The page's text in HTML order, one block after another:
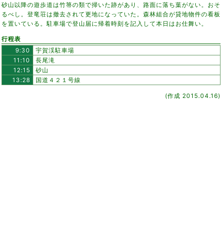
砂山以降の遊歩道は竹箒の類で掃いた跡があり、路面に落ち葉がない。おそ
るべし。登竜荘は撤去されて更地になっていた。森林組合が貸地物件の看板
を置いている。駐車場で登山届に帰着時刻を記入して本日はお仕舞い。
行程表
9:30
宇賀渓駐車場
11:10
長尾滝
12:15
砂山
13:28
国道４２１号線
(作成 2015.04.16)